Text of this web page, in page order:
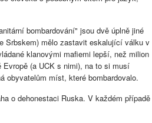
bombardování" jsou dvě úplně jiné
Srbskem) mělo zastavit eskalující válku v
klanovými mafiemi lepší, než milion
(a UCK s nimi), na to si musí
obyvatelům míst, které bombardovalo.
o dehonestaci Ruska. V každém případě